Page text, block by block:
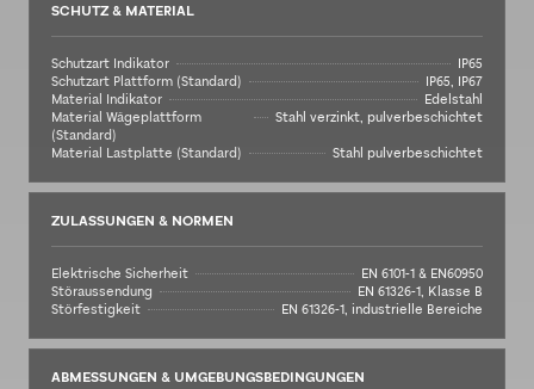
SCHUTZ & MATERIAL
Schutzart Indikator
IP65
Schutzart Plattform (Standard)
IP65, IP67
Material Indikator
Edelstahl
Material Wägeplattform
(Standard)
Stahl verzinkt, pulverbeschichtet
Material Lastplatte (Standard)
Stahl pulverbeschichtet
ZULASSUNGEN & NORMEN
Elektrische Sicherheit
EN 6101-1 & EN60950
Störaussendung
EN 61326-1, Klasse B
Störfestigkeit
EN 61326-1, industrielle Bereiche
ABMESSUNGEN & UMGEBUNGSBEDINGUNGEN